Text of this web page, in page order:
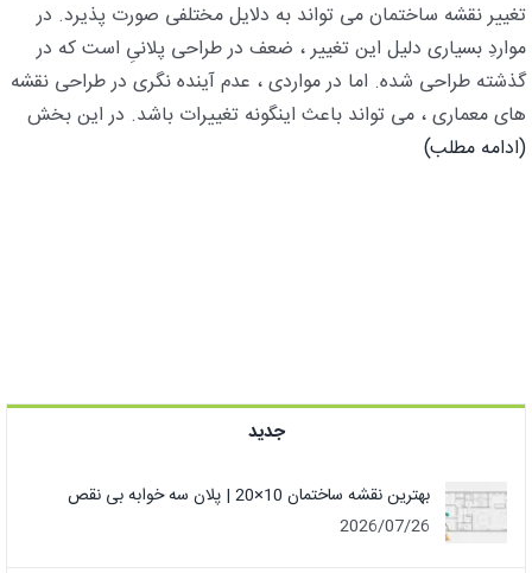
تغییر نقشه ساختمان می تواند به دلایل مختلفی صورت پذیرد. در
مواردِ بسیاری دلیل این تغییر ، ضعف در طراحی پلانیِ است که در
گذشته طراحی شده. اما در مواردی ، عدم آینده نگری در طراحی نقشه
های معماری ، می تواند باعث اینگونه تغییرات باشد. در این بخش
(ادامه مطلب)
جدید
بهترین نقشه ساختمان 10×20 | پلان سه خوابه بی نقص
2026/07/26